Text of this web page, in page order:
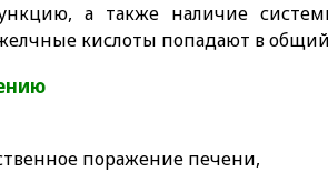
а также наличие
кислоты попадают в
поражение печени,